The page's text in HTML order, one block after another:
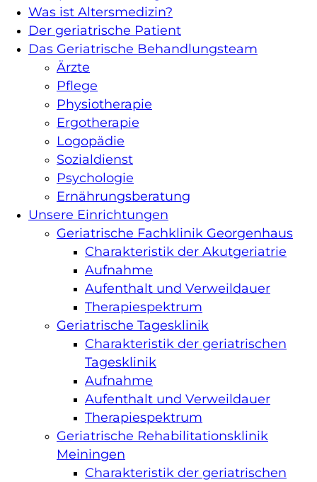
Was ist Altersmedizin?
Der geriatrische Patient
Das Geriatrische Behandlungsteam
Ärzte
Pflege
Physiotherapie
Ergotherapie
Logopädie
Sozialdienst
Psychologie
Ernährungsberatung
Unsere Einrichtungen
Geriatrische Fachklinik Georgenhaus
Charakteristik der Akutgeriatrie
Aufnahme
Aufenthalt und Verweildauer
Therapiespektrum
Geriatrische Tagesklinik
Charakteristik der geriatrischen
Tagesklinik
Aufnahme
Aufenthalt und Verweildauer
Therapiespektrum
Geriatrische Rehabilitationsklinik
Meiningen
Charakteristik der geriatrischen